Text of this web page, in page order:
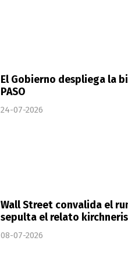
El Gobierno despliega la
PASO
24-07-2026
Wall Street convalida el
sepulta el relato
08-07-2026